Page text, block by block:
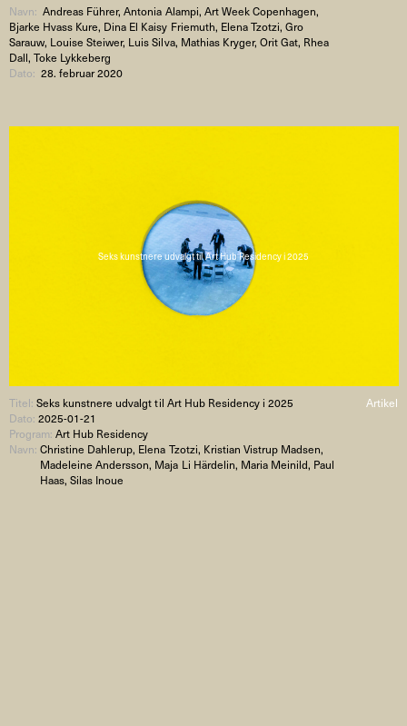
Navn:Andreas Führer, Antonia Alampi, Art Week Copenhagen,
Bjarke Hvass Kure, Dina El Kaisy Friemuth, Elena Tzotzi, Gro
Sarauw, Louise Steiwer, Luis Silva, Mathias Kryger, Orit Gat, Rhea
Dall, Toke Lykkeberg
Dato:28. februar 2020
Seks kunstnere udvalgt til Art Hub Residency i 2025
Artikel
Titel:Seks kunstnere udvalgt til Art Hub Residency i 2025
Dato:2025-01-21
Program:Art Hub Residency
Navn:Christine Dahlerup, Elena Tzotzi, Kristian Vistrup Madsen,
Madeleine Andersson, Maja Li Härdelin, Maria Meinild, Paul
Haas, Silas Inoue